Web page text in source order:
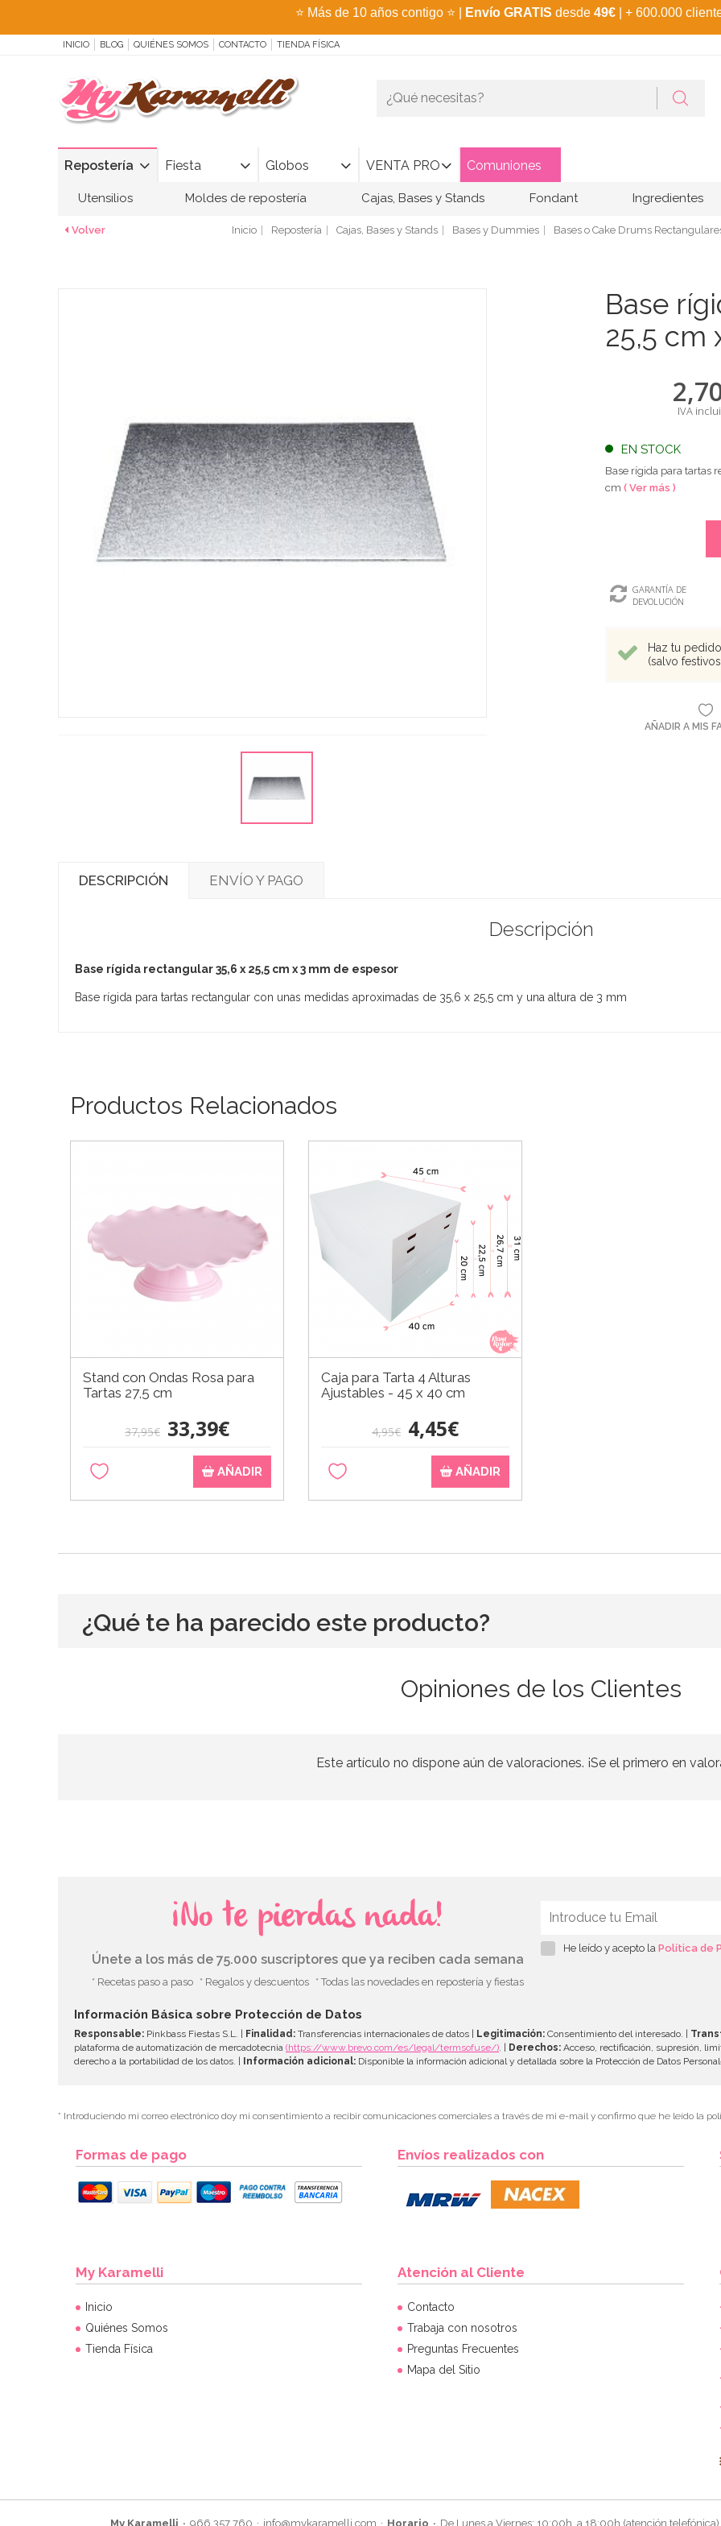
⭐ Más de 10 años contigo ⭐ Envío GRATIS desde 49€ | + 600.000
INICIO BLOG QUIÉNES SOMOS CONTACTO TIENDA FÍSICA
Repostería Fiesta Globos VENTA PRO Comuniones
Utensilios Moldes de repostería Cajas, Bases y Stands Fondant Ingredientes
Volver Inicio Repostería Cajas, Bases y Stands Bases y Dummies Bases o Cake Drums
Base
25,5 cm
IVA
EN STOCK
Base rígida para tartas
cm ( Ver más )
GARANTÍA DE
DEVOLUCIÓN
Haz tu
(salvo
AÑADIR A MIS
DESCRIPCIÓN ENVÍO Y PAGO
Descripción
Base rígida rectangular 35,6 x 25,5 cm x 3 mm de espesor
Base rígida para tartas rectangular con unas medidas aproximadas de 35,6 x 25,5 cm y una altura de 3 mm
Productos Relacionados
Stand con Ondas Rosa para
Tartas 27,5 cm
37,95€ 33,39€
AÑADIR
Caja para Tarta 4 Alturas
Ajustables - 45 x 40 cm
4,95€ 4,45€
AÑADIR
¿Qué te ha parecido este producto?
Opiniones de los Clientes
Este artículo no dispone aún de valoraciones. ¡Se el primero en
¡No te pierdas nada!
Únete a los más de 75.000 suscriptores que ya reciben cada semana
* Recetas paso a paso * Regalos y descuentos * Todas las novedades en repostería y fiestas
He leído y acepto la Política de
Información Básica sobre Protección de Datos
Responsable: Pinkbass Fiestas S.L. | Finalidad: Transferencias internacionales de datos | Legitimación: Consentimiento del interesado. |
plataforma de automatización de mercadotecnia (https://www.brevo.com/es/legal/termsofuse/) . | Derechos: Acceso, rectificación, supresión,
derecho a la portabilidad de los datos. | Información adicional: Disponible la información adicional y detallada sobre la Protección de Datos
* Introduciendo mi correo electrónico doy mi consentimiento a recibir comunicaciones comerciales a través de mi e-mail y confirmo que he leído la
Formas de pago Envíos realizados con
My Karamelli
Inicio
Quiénes Somos
Tienda Física
Atención al Cliente
Contacto
Trabaja con nosotros
Preguntas Frecuentes
Mapa del Sitio
My Karamelli 966 357 760 info@mykaramelli.com Horario De Lunes a Viernes: 10:00h. a 18:00h (atención telefónica)